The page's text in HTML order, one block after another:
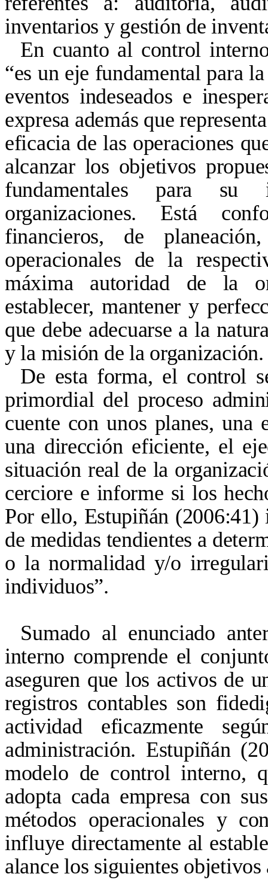
inventarios y gestión de
En cuanto al control
“es un eje fundamental para
eventos indeseados e
expresa además que
eficacia de las operaciones
alcanzar los objetivos
fundamentales para su
organizaciones. Está
financieros, de
operacionales de la
máxima autoridad de la
establecer, mantener y
que debe adecuarse a la
y la misión de la organización.
De esta forma, el control
primordial del proceso
cuente con unos planes, una
una dirección eficiente, el
situación real de la
cerciore e informe si los
Por ello, Estupiñán
de medidas tendientes a
o la normalidad y/o
individuos”.
Sumado al enunciado
interno comprende el
aseguren que los activos de
registros contables son
actividad eficazmente
administración. Estupiñán
modelo de control interno,
adopta cada empresa con
métodos operacionales y
influye directamente al
alance los siguientes